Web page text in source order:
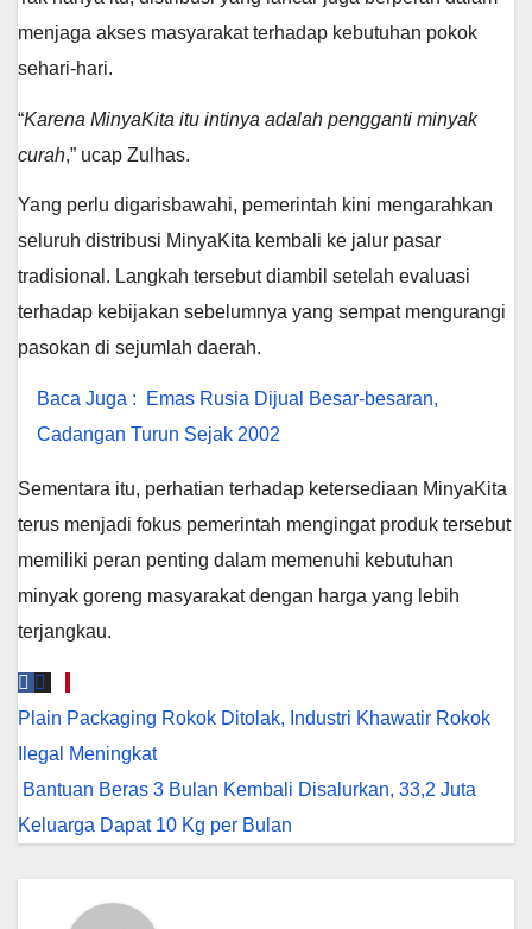
menjaga akses masyarakat terhadap kebutuhan pokok
sehari-hari.
“Karena MinyaKita itu intinya adalah pengganti minyak
curah,” ucap Zulhas.
Yang perlu digarisbawahi, pemerintah kini mengarahkan
seluruh distribusi MinyaKita kembali ke jalur pasar
tradisional. Langkah tersebut diambil setelah evaluasi
terhadap kebijakan sebelumnya yang sempat mengurangi
pasokan di sejumlah daerah.
Baca Juga :
Emas Rusia Dijual Besar-besaran,
Cadangan Turun Sejak 2002
Sementara itu, perhatian terhadap ketersediaan MinyaKita
terus menjadi fokus pemerintah mengingat produk tersebut
memiliki peran penting dalam memenuhi kebutuhan
minyak goreng masyarakat dengan harga yang lebih
terjangkau.
Navigasi
pos
Plain Packaging Rokok Ditolak, Industri Khawatir Rokok
Ilegal Meningkat
Bantuan Beras 3 Bulan Kembali Disalurkan, 33,2 Juta
Keluarga Dapat 10 Kg per Bulan